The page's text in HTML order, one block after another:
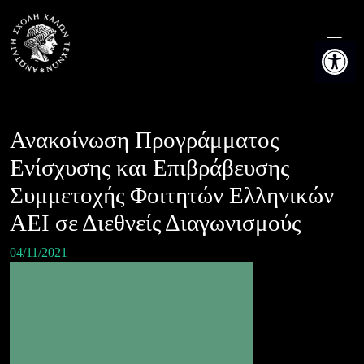
Ανοίξτε
content
Ανακοίνωση Προγράμματος
Ενίσχυσης και Επιβράβευσης
Συμμετοχής Φοιτητών Ελληνικών
ΑΕΙ σε Διεθνείς Διαγωνισμούς
04/11/2021